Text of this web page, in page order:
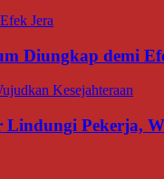
Diungkap demi
Pekerja,